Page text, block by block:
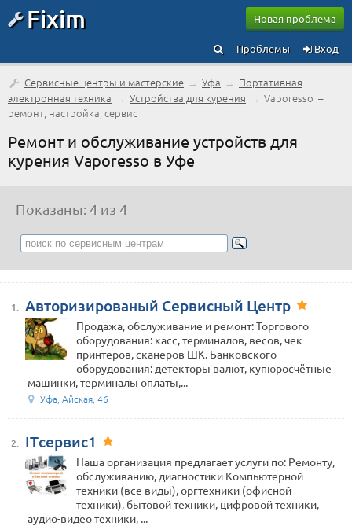
Fixim Новая проблема
Вход
Проблемы
Сервисные центры и мастерские → Уфа → Портативная
электронная техника → Устройства для курения → Vaporesso –
ремонт, настройка, сервис
Ремонт и обслуживание устройств для
курения Vaporesso в Уфе
Показаны: 4 из 4
1. Авторизированый Сервисный Центр
Продажа, обслуживание и ремонт: Торгового
оборудования: касс, терминалов, весов, чек
принтеров, сканеров ШК. Банковского
оборудования: детекторы валют, купюросчётные
машинки, терминалы оплаты,...
Уфа, Айская, 46
2. ITсервис1
Наша организация предлагает услуги по: Ремонту,
обслуживанию, диагностики Компьютерной
техники (все виды), оргтехники (офисной
техники), бытовой техники, цифровой техники,
аудио-видео техники, ...